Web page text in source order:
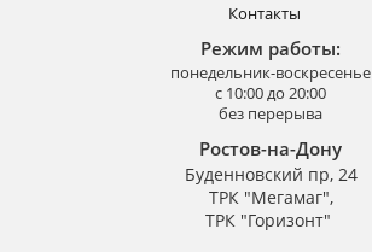
Контакты
Режим работы:
понедельник-воскресенье
с 10:00 до 20:00
без перерыва
Ростов-на-Дону
Буденновский пр, 24
ТРК "Мегамаг",
ТРК "Горизонт"